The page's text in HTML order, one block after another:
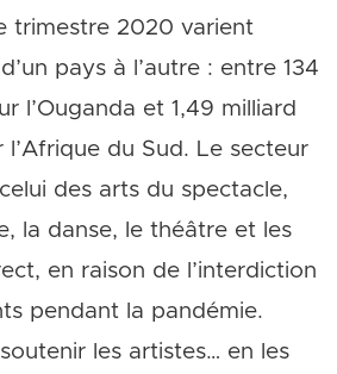
trimestre 2020 varient
pays à l’autre : entre 134
l’Ouganda et 1,49 milliard
du Sud. Le secteur
des arts du spectacle,
la danse, le théâtre et les
en raison de l’interdiction
pendant la pandémie.
soutenir les artistes… en les